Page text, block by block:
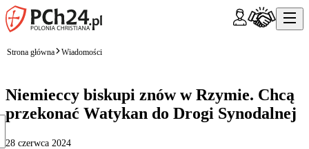
Strona główna Wiadomości
Niemieccy biskupi znów w Rzymie. Chcą
przekonać Watykan do Drogi Synodalnej
28 czerwca 2024